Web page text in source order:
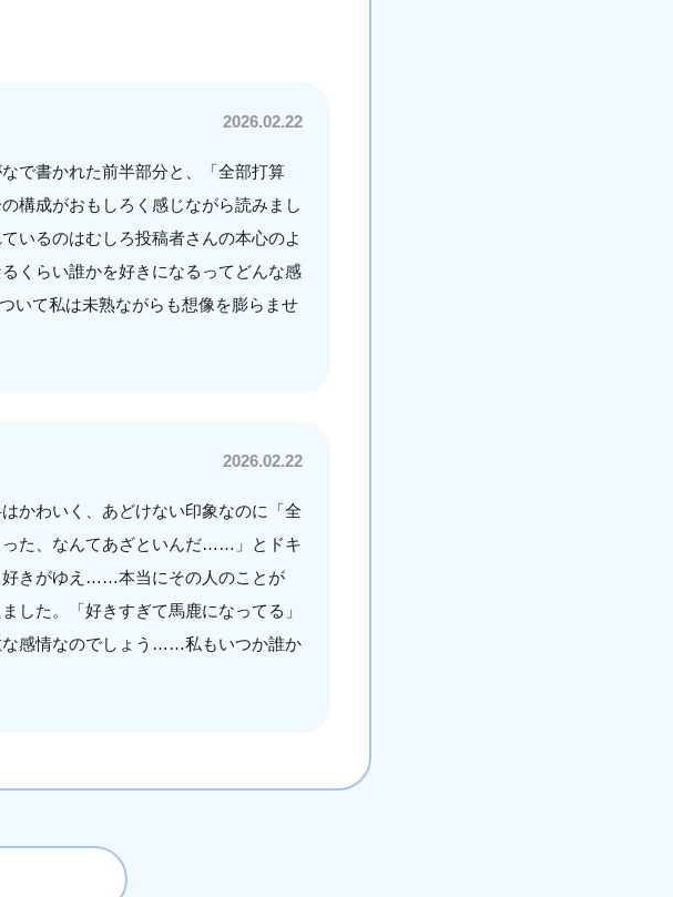
2026.02.22
で書かれた前半部分と、「全部打算
構成がおもしろく感じながら読みまし
いるのはむしろ投稿者さんの本心のよ
くらい誰かを好きになるってどんな感
いて私は未熟ながらも想像を膨らませ
2026.02.22
かわいく、あどけない印象なのに「全
った、なんてあざといんだ……」とドキ
好きがゆえ……本当にその人のことが
した。「好きすぎて馬鹿になってる」
な感情なのでしょう……私もいつか誰か